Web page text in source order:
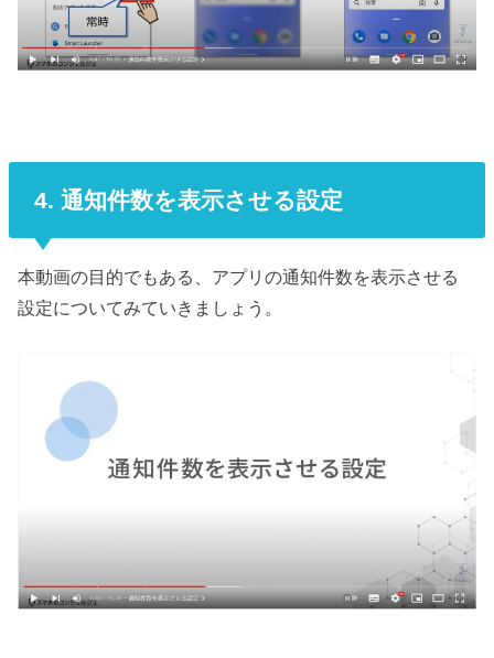
4. 通知件数を表示させる設定
本動画の目的でもある、アプリの通知件数を表示させる
設定についてみていきましょう。